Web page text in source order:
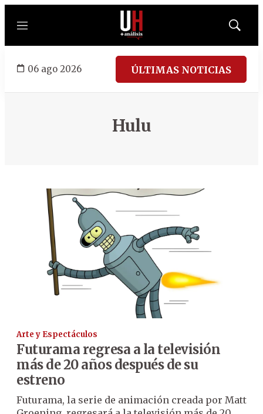
Menú
Mostrar
06 ago 2026 ÚLTIMAS NOTICIAS
Hulu
Arte y Espectáculos
Futurama regresa a la televisión
más de 20 años después de su
estreno
Futurama, la serie de animación creada por Matt